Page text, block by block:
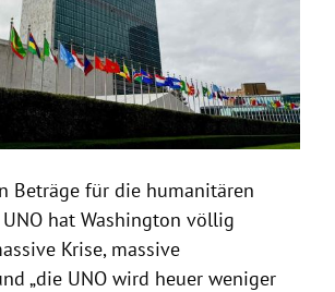
Beträge für die humanitären
hat Washington völlig
Krise, massive
„die UNO wird heuer weniger